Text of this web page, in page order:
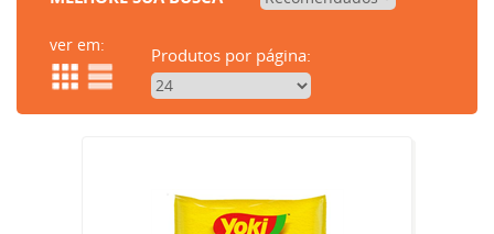
ver em: Produtos por página: